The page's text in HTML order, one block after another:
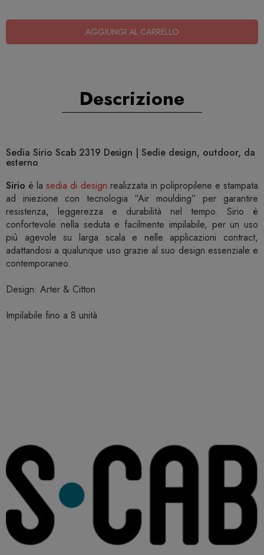
AGGIUNGI AL CARRELLO
Descrizione
Sedia Sirio Scab 2319 Design | Sedie design, outdoor, da
esterno
Sirio è lasedia di design realizzata in polipropilene e stampata
ad iniezione con tecnologia “Air moulding” per garantire
resistenza, leggerezza e durabilità nel tempo. Sirio è
confortevole nella seduta e facilmente impilabile, per un uso
più agevole su larga scala e nelle applicazioni contract,
adattandosi a qualunque uso grazie al suo design essenziale e
contemporaneo.
Design: Arter & Citton
Impilabile fino a 8 unità